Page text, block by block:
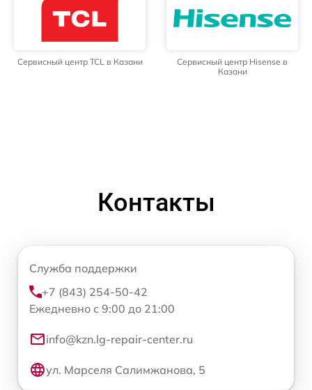
Сервисный центр TCL в Казани
Сервисный центр Hisense в
Казани
Контакты
Служба поддержки
+7 (843) 254-50-42
Ежедневно с 9:00 до 21:00
info@kzn.lg-repair-center.ru
ул. Марселя Салимжанова, 5